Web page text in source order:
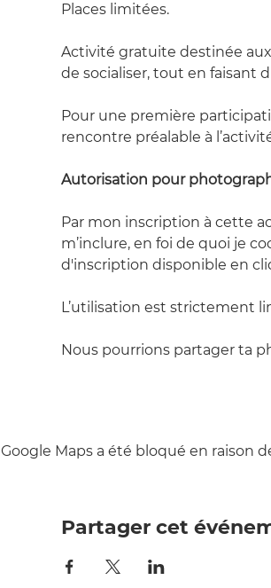
Places limitées.
Activité gratuite destinée
de socialiser, tout en faisant
Pour une première
rencontre préalable à
Autorisation pour
Par mon inscription à cette
m’inclure, en foi de quoi je
d'inscription disponible en
L’utilisation est strictement
Nous pourrions partager ta
Google Maps a été bloqué en raison
Partager cet